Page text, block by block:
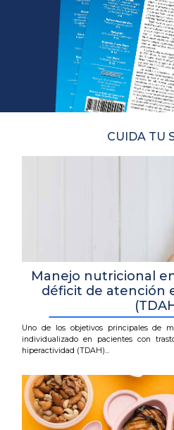
CUIDA TU
Manejo nutricional
déficit de atención
Uno de los objetivos principales de
individualizado en pacientes con
hiperactividad (TDAH)...